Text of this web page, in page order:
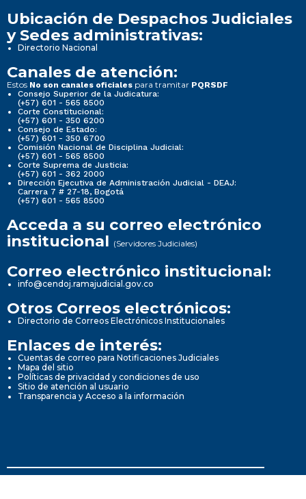
Ubicación de Despachos Judiciales
y Sedes administrativas:
Directorio Nacional
Canales de atención:
Estos No son canales oficiales para tramitar PQRSDF
Consejo Superior de la Judicatura:
(+57) 601 - 565 8500
Corte Constitucional:
(+57) 601 - 350 6200
Consejo de Estado:
(+57) 601 - 350 6700
Comisión Nacional de Disciplina Judicial:
(+57) 601 - 565 8500
Corte Suprema de Justicia:
(+57) 601 - 362 2000
Dirección Ejecutiva de Administración Judicial - DEAJ:
Carrera 7 # 27-18, Bogotá
(+57) 601 - 565 8500
Acceda a su correo electrónico
institucional (Servidores Judiciales)
Correo electrónico institucional:
info@cendoj.ramajudicial.gov.co
Otros Correos electrónicos:
Directorio de Correos Electrónicos Institucionales
Enlaces de interés:
Cuentas de correo para Notificaciones Judiciales
Mapa del sitio
Políticas de privacidad y condiciones de uso
Sitio de atención al usuario
Transparencia y Acceso a la información